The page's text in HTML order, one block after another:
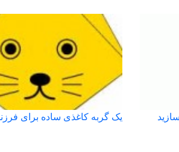
یک گربه کاغذی ساده برای